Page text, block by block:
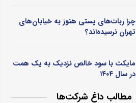
چرا ربات‌های پستی هنوز به خیابان‌های
تهران نرسیده‌اند؟
مایکت با سود خالص نزدیک به یک همت
در سال ۱۴۰۴
مطالب داغ شرکت‌ها